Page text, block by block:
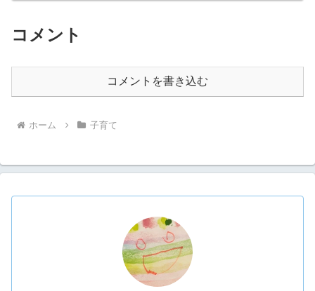
コメント
コメントを書き込む
ホーム 子育て